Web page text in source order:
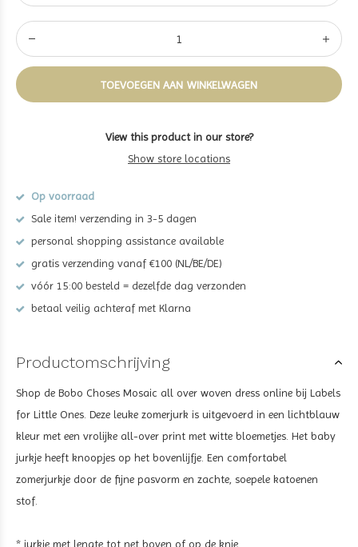
TOEVOEGEN AAN WINKELWAGEN
View this product in our store?
Show store locations
Op voorraad
Sale item! verzending in 3-5 dagen
personal shopping assistance available
gratis verzending vanaf €100 (NL/BE/DE)
vóór 15:00 besteld = dezelfde dag verzonden
betaal veilig achteraf met Klarna
Productomschrijving
Shop de Bobo Choses Mosaic all over woven dress online bij Labels
for Little Ones. Deze leuke zomerjurk is uitgevoerd in een lichtblauw
kleur met een vrolijke all-over print met witte bloemetjes. Het baby
jurkje heeft knoopjes op het bovenlijfje. Een comfortabel
zomerjurkje door de fijne pasvorm en zachte, soepele katoenen
stof.
* jurkje met lengte tot net boven of op de knie